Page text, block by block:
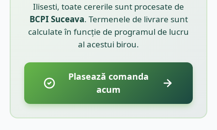
Ilisesti, toate cererile sunt procesate de
BCPI Suceava. Termenele de livrare sunt
calculate în funcție de programul de lucru
al acestui birou.
Plasează comanda
acum